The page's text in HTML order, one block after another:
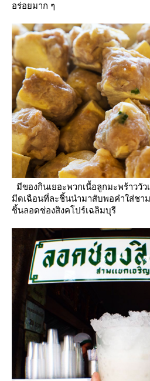
อร่อยมาก ๆ
มีของกินเยอะพวกเนื้อลูกมะพร้าววั
มีดเฉือนที่ละชิ้นนำมาสับพอคำใส่ชา
ชิ้นลอดช่องสิงคโปร์เฉลิมบุรี